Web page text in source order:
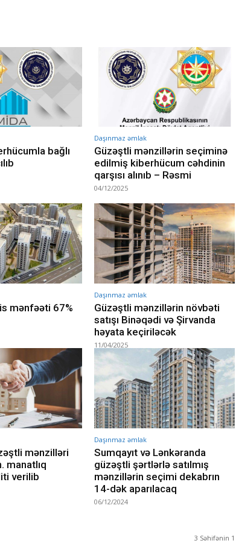
bağlı
Daşınmaz əmlak
Güzəştli mənzillərin seçiminə
edilmiş kiberhücum cəhdinin
qarşısı alınıb – Rəsmi
04/12/2025
mənfəəti 67%
Daşınmaz əmlak
Güzəştli mənzillərin növbəti
satışı Binəqədi və Şirvanda
həyata keçiriləcək
11/04/2025
mənzilləri
manatlıq
verilib
Daşınmaz əmlak
Sumqayıt və Lənkəranda
güzəştli şərtlərlə satılmış
mənzillərin seçimi dekabrın
14-dək aparılacaq
06/12/2024
3 Səhifənin 1